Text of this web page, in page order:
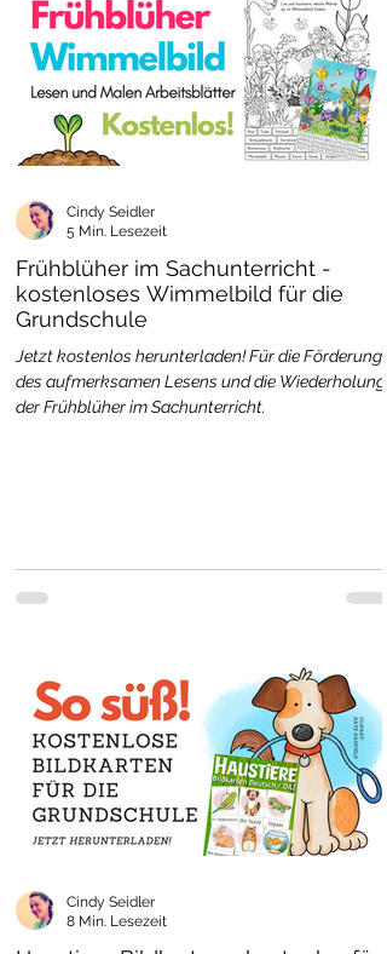
Frühblüher im Sachunterricht -
kostenloses Wimmelbild für die
Grundschule
Jetzt kostenlos herunterladen! Für die Förderung
des aufmerksamen Lesens und die Wiederholung
der Frühblüher im Sachunterricht.
Cindy Seidler
5 Min. Lesezeit
Cindy Seidler
8 Min. Lesezeit